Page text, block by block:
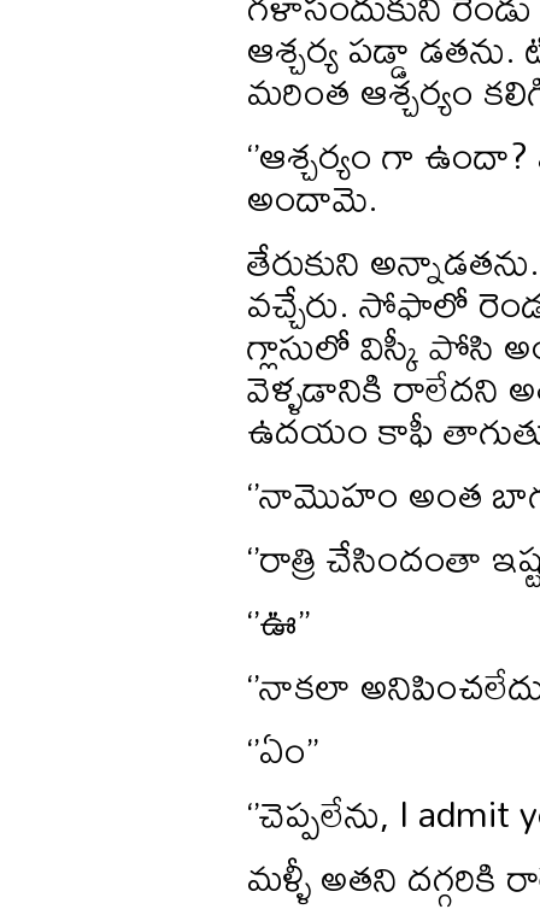
ఆశ్చర్య పడ్డా
మరింత ఆశ్చర్యం
‘’ఆశ్చర్యం గా
అందామె.
తేరుకుని
వచ్చేరు. సోఫాలో
గ్లాసులో విస్కీ
వెళ్ళడానికి రాలేదని
ఉదయం కాఫీ
‘’నామొహం అంత
‘’రాత్రి చేసిందంతా
‘’ఊ’’
‘’నాకలా
‘’ఏం’’
‘’చెప్పలేను, I admit
మళ్ళీ అతని